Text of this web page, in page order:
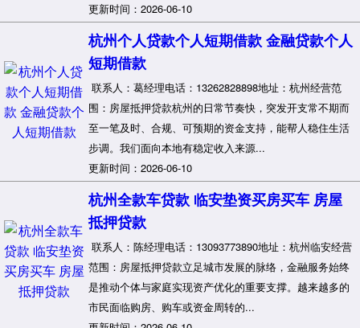
更新时间：2026-06-10
杭州个人贷款个人短期借款 金融贷款个人
短期借款
联系人：葛经理电话：13262828898地址：杭州经营范
围：房屋抵押贷款杭州的日常节奏快，突发开支常不期而
至一笔及时、合规、可预期的资金支持，能帮人稳住生活
步调。我们面向本地有稳定收入来源...
更新时间：2026-06-10
杭州全款车贷款 临安垫资买房买车 房屋
抵押贷款
联系人：陈经理电话：13093773890地址：杭州临安经营
范围：房屋抵押贷款立足城市发展的脉络，金融服务始终
是推动个体与家庭实现资产优化的重要支撑。越来越多的
市民面临购房、购车或资金周转的...